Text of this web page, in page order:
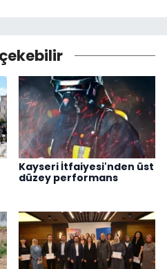
Kayseri İtfaiyesi'nden üst
düzey performans